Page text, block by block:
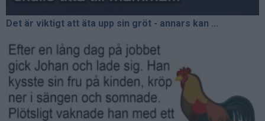
Det är viktigt att äta upp sin gröt - annars kan ...